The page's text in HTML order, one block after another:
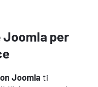
per
Joomla ti